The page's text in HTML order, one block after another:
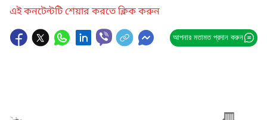
এই কনটেন্টটি শেয়ার করতে ক্লিক করুন
আপনার মতামত প্রদান করুন